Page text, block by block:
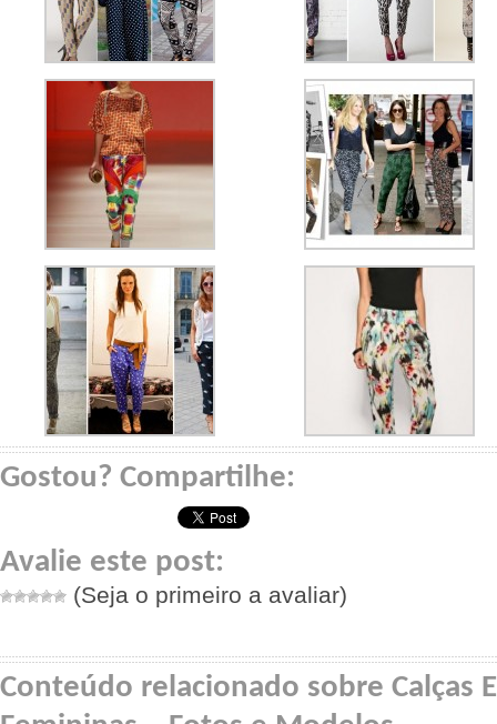
Gostou? Compartilhe:
Avalie este post:
(Seja o primeiro a avaliar)
Conteúdo relacionado sobre Calças